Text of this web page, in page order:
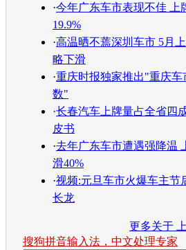
·今年广东车市表现不佳 上
19.9%
·高温晒不蔫深圳车市 5月
略下滑
·重庆时报独家推出"重庆车
数"
·长春汽车上牌量占全省四
皮书
·去年广东车市遭遇强降温
滑40%
·视频:元旦车市火爆车主节
长龙
更多关于
搜狗拼音输入法，中文处理专家